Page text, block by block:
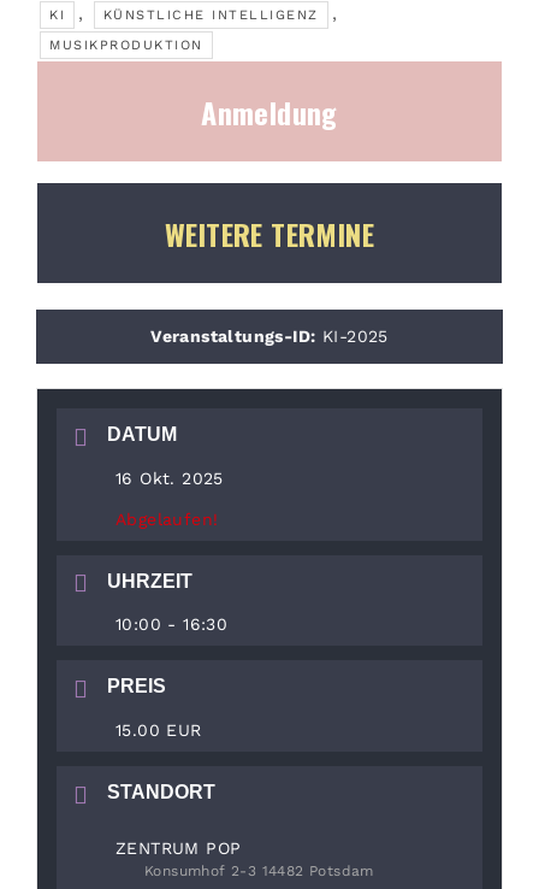
KI , KÜNSTLICHE INTELLIGENZ ,
MUSIKPRODUKTION
Anmeldung
WEITERE TERMINE
Veranstaltungs-ID: KI-2025
DATUM
16 Okt. 2025
Abgelaufen!
UHRZEIT
10:00 - 16:30
PREIS
15.00 EUR
STANDORT
ZENTRUM POP
Konsumhof 2-3 14482 Potsdam